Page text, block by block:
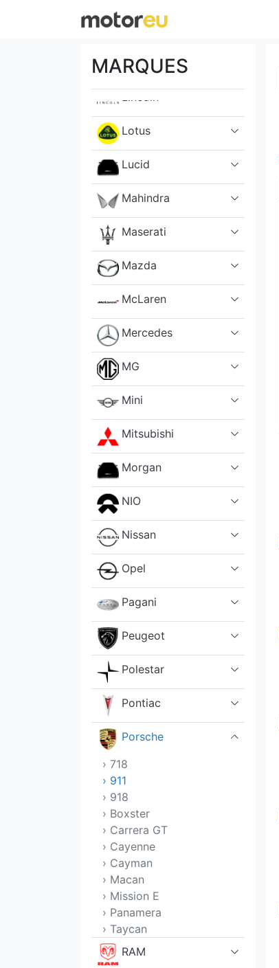
MARQUES
Land Rover
Lexus
Lincoln
Lotus
Lucid
Mahindra
Maserati
Mazda
McLaren
Mercedes
MG
Mini
Mitsubishi
Morgan
NIO
Nissan
Opel
Pagani
Peugeot
Polestar
Pontiac
Porsche
› 718
› 911
› 918
› Boxster
› Carrera GT
› Cayenne
› Cayman
› Macan
› Mission E
› Panamera
› Taycan
RAM